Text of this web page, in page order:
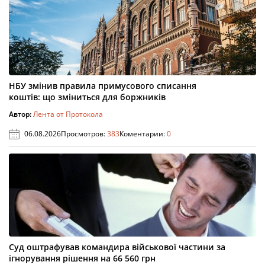
НБУ змінив правила примусового списання
коштів: що зміниться для боржників
Автор:Лента от Протокола
06.08.2026Просмотров:383Коментарии:0
Суд оштрафував командира військової частини за
ігнорування рішення на 66 560 грн